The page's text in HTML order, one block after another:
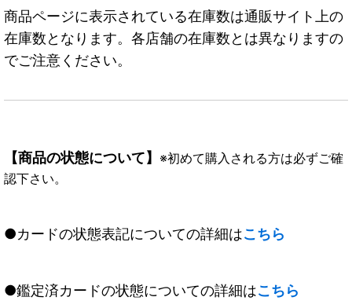
商品ページに表示されている在庫数は通販サイト上の
在庫数となります。各店舗の在庫数とは異なりますの
でご注意ください。
【商品の状態について】 ※初めて購入される方は必ずご確
認下さい。
●カードの状態表記についての詳細はこちら
●鑑定済カードの状態についての詳細はこちら